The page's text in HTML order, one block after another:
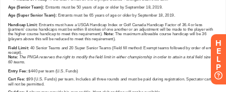
H
E
L
P